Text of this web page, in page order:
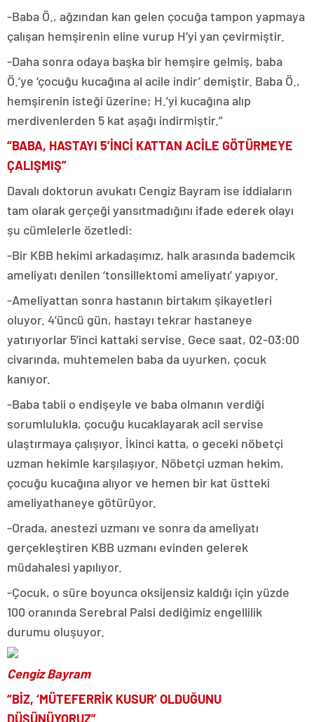
-Baba Ö., ağzından kan gelen çocuğa tampon yapmaya
çalışan hemşirenin eline vurup H’yi yan çevirmiştir.
-Daha sonra odaya başka bir hemşire gelmiş, baba
Ö.’ye ‘çocuğu kucağına al acile indir’ demiştir. Baba Ö.,
hemşirenin isteği üzerine; H.’yi kucağına alıp
merdivenlerden 5 kat aşağı indirmiştir.”
“BABA, HASTAYI 5’İNCİ KATTAN ACİLE GÖTÜRMEYE
ÇALIŞMIŞ”
Davalı doktorun avukatı Cengiz Bayram ise iddiaların
tam olarak gerçeği yansıtmadığını ifade ederek olayı
şu cümlelerle özetledi:
-Bir KBB hekimi arkadaşımız, halk arasında bademcik
ameliyatı denilen ‘tonsillektomi ameliyatı’ yapıyor.
-Ameliyattan sonra hastanın birtakım şikayetleri
oluyor. 4’üncü gün, hastayı tekrar hastaneye
yatırıyorlar 5’inci kattaki servise. Gece saat, 02-03:00
civarında, muhtemelen baba da uyurken, çocuk
kanıyor.
-Baba tabii o endişeyle ve baba olmanın verdiği
sorumlulukla, çocuğu kucaklayarak acil servise
ulaştırmaya çalışıyor. İkinci katta, o geceki nöbetçi
uzman hekimle karşılaşıyor. Nöbetçi uzman hekim,
çocuğu kucağına alıyor ve hemen bir kat üstteki
ameliyathaneye götürüyor.
-Orada, anestezi uzmanı ve sonra da ameliyatı
gerçekleştiren KBB uzmanı evinden gelerek
müdahalesi yapılıyor.
-Çocuk, o süre boyunca oksijensiz kaldığı için yüzde
100 oranında Serebral Palsi dediğimiz engellilik
durumu oluşuyor.
Cengiz Bayram
“BİZ, ‘MÜTEFERRİK KUSUR’ OLDUĞUNU
DÜŞÜNÜYORUZ”